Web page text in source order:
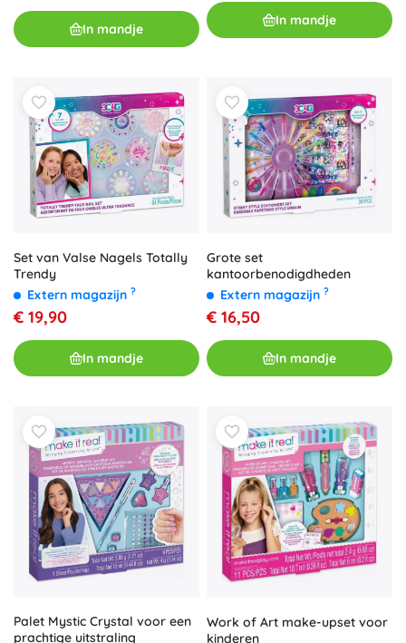
In mandje
In mandje
Set van Valse Nagels Totally
Trendy
Extern magazijn ?
€ 19,90
In mandje
Grote set
kantoorbenodigdheden
Extern magazijn ?
€ 16,50
In mandje
Palet Mystic Crystal voor een
prachtige uitstraling
Work of Art make-upset voor
kinderen